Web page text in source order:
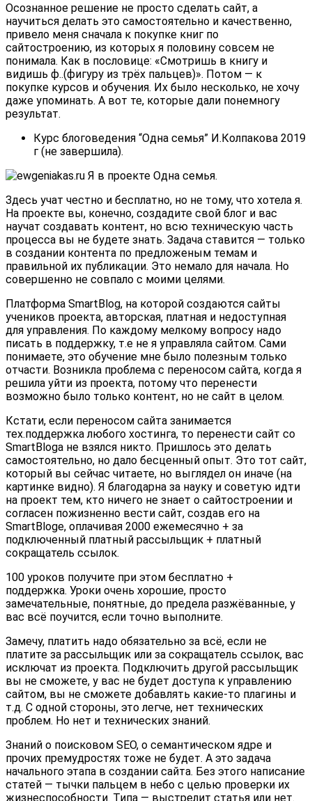
Осознанное решение не просто сделать сайт, а
научиться делать это самостоятельно и качественно,
привело меня сначала к покупке книг по
сайтостроению, из которых я половину совсем не
понимала. Как в пословице: «Смотришь в книгу и
видишь ф..(фигуру из трёх пальцев)». Потом — к
покупке курсов и обучения. Их было несколько, не хочу
даже упоминать. А вот те, которые дали понемногу
результат.
Курс блоговедения “Одна семья” И.Колпакова 2019
г (не завершила).
Здесь учат честно и бесплатно, но не тому, что хотела я.
На проекте вы, конечно, создадите свой блог и вас
научат создавать контент, но всю техническую часть
процесса вы не будете знать. Задача ставится — только
в создании контента по предложеным темам и
правильной их публикации. Это немало для начала. Но
совершенно не совпало с моими целями.
Платформа SmartBlog, на которой создаются сайты
учеников проекта, авторская, платная и недоступная
для управления. По каждому мелкому вопросу надо
писать в поддержку, т.е не я управляла сайтом. Сами
понимаете, это обучение мне было полезным только
отчасти. Возникла проблема с переносом сайта, когда я
решила уйти из проекта, потому что перенести
возможно было только контент, но не сайт в целом.
Кстати, если переносом сайта занимается
тех.поддержка любого хостинга, то перенести сайт со
SmartBloga не взялся никто. Пришлось это делать
самостоятельно, но дало бесценный опыт. Это тот сайт,
который вы сейчас читаете, но выглядел он иначе (на
картинке видно). Я благодарна за науку и советую идти
на проект тем, кто ничего не знает о сайтостроении и
согласен пожизненно вести сайт, создав его на
SmartBloge, оплачивая 2000 ежемесячно + за
подключенный платный рассыльщик + платный
сокращатель ссылок.
100 уроков получите при этом бесплатно +
поддержка. Уроки очень хорошие, просто
замечательные, понятные, до предела разжёванные, у
вас всё поучится, если точно выполните.
Замечу, платить надо обязательно за всё, если не
платите за рассыльщик или за сокращатель ссылок, вас
исключат из проекта. Подключить другой рассыльщик
вы не сможете, у вас не будет доступа к управлению
сайтом, вы не сможете добавлять какие-то плагины и
т.д. С одной стороны, это легче, нет технических
проблем. Но нет и технических знаний.
Знаний о поисковом SEO, о семантическом ядре и
прочих премудростях тоже не будет. А это задача
начального этапа в создании сайта. Без этого написание
статей — тычки пальцем в небо с целью проверки их
жизнеспособности. Типа — выстрелит статья или нет.